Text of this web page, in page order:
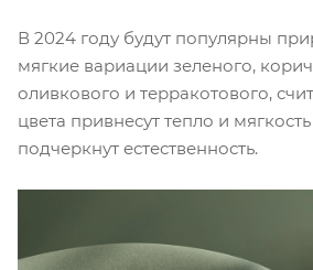
В 2024 году будут популярны
мягкие вариации зеленого,
оливкового и терракотового,
цвета привнесут тепло и
подчеркнут естественность.